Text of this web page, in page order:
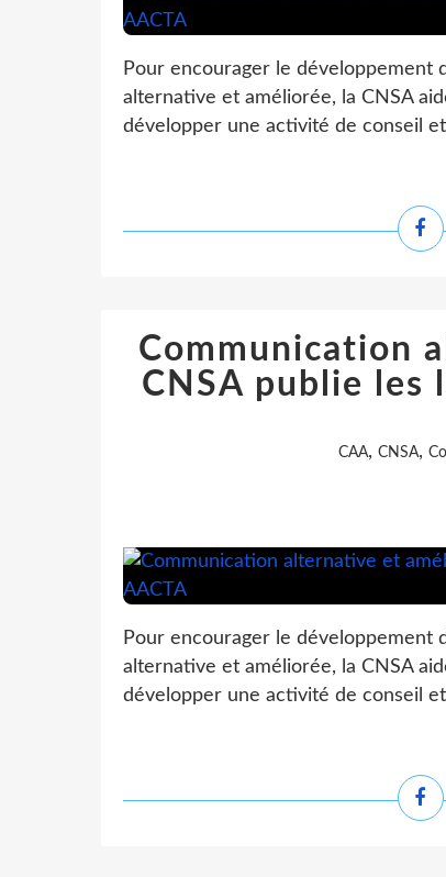
Pour encourager le développement
alternative et améliorée, la CNSA
développer une activité de conseil
Communication
CNSA publie les
CAA, CNSA,
Pour encourager le développement
alternative et améliorée, la CNSA
développer une activité de conseil